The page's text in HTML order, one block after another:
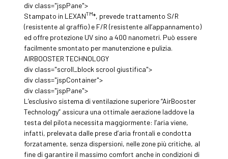
div class="jspPane">
Stampato in LEXANTM*, prevede trattamento S/R
(resistente al graffio) e F/R (resistente all’appannamento)
ed offre protezione UV sino a 400 nanometri. Può essere
facilmente smontato per manutenzione e pulizia.
AIRBOOSTER TECHNOLOGY
div class="scroll_block scrool giustifica">
div class="jspContainer">
div class="jspPane">
L’esclusivo sistema di ventilazione superiore “AirBooster
Technology” assicura una ottimale aerazione laddove la
testa del pilota necessita maggiormente: l’aria viene,
infatti, prelevata dalle prese d’aria frontali e condotta
forzatamente, senza dispersioni, nelle zone più critiche, al
fine di garantire il massimo comfort anche in condizioni di